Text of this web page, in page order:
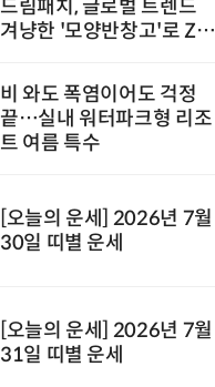
드림패치, 글로벌 트렌드
겨냥한 '모양반창고'로 Z세
비 와도 폭염이어도 걱정
끝…실내 워터파크형 리조
트 여름 특수
[오늘의 운세] 2026년 7월
30일 띠별 운세
[오늘의 운세] 2026년 7월
31일 띠별 운세